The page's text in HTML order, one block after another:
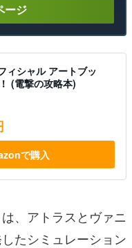
ージ
ィシャル アートブッ
(電撃の攻略本)
で購入
、アトラスとヴァニ
たシミュレーション